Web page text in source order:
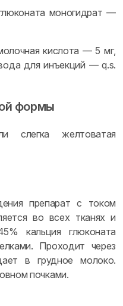
моногидрат —
кислота — 5 мг,
для инъекций — q.s.
формы
слегка желтоватая
препарат с током
во всех тканях и
кальция глюконата
Проходит через
в грудное молоко.
почками.